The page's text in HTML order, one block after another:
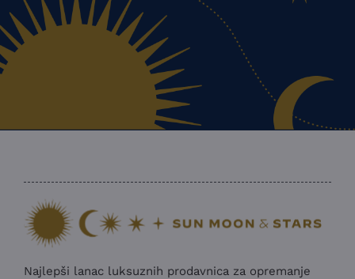
Najlepši lanac luksuznih prodavnica za opremanje